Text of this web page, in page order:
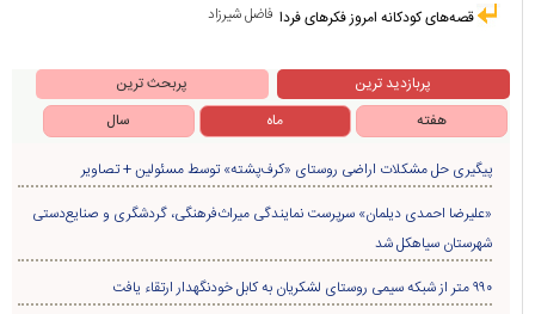
فاضل شیرزاد قصه‌های کودکانه امروز فکرهای فردا
پربازدید ترین
پربحث ترین
هفته
ماه سال
پیگیری حل مشکلات اراضی روستای «کرف‌پشته» توسط مسئولین + تصاویر
«علیرضا احمدی دیلمان» سرپرست نمایندگی میراث‌فرهنگی، گردشگری و صنایع‌دستی
شهرستان سیاهکل شد
۹۹۰ متر از شبکه سیمی روستای لشکریان به کابل خودنگهدار ارتقاء یافت